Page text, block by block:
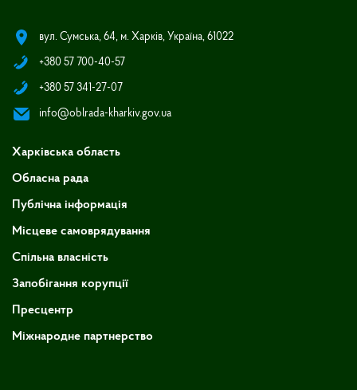
вул. Сумська, 64, м. Харків, Україна, 61022
+380 57 700-40-57
+380 57 341-27-07
info@oblrada-kharkiv.gov.ua
Харківська область
Обласна рада
Публічна інформація
Місцеве самоврядування
Спільна власність
Запобігання корупції
Пресцентр
Міжнародне партнерство